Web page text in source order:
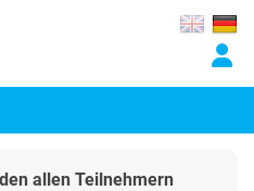
allen Teilnehmern